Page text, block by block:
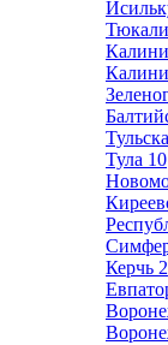
Тула 10
Керчь 2